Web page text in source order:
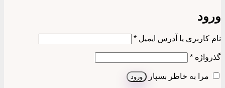
ورود
نام کاربری یا آدرس ایمیل *الزامی
گذرواژه *الزامی
مرا به خاطر بسپار ورود